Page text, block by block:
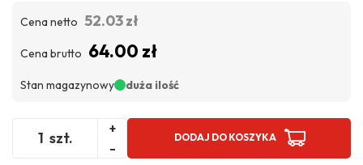
Cena netto 52.03 zł
Cena brutto 64.00 zł
Stan magazynowy duża ilość
szt.
+
-
DODAJ DO KOSZYKA